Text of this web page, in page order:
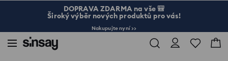
DOPRAVA ZDARMA na vše 🎒
Široký výběr nových produktů pro vás!
Nakupujte nyní >>